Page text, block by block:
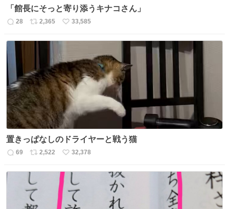
「館長にそっと寄り添うキナコさん」
返
数
28
リ
数
2,365
い
33,585
置きっぱなしのドライヤーと戦う猫
返
数
69
リ
ス
ト
数
2,522
い
ね
数
32,378